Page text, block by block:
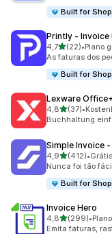
Built for
Printly ‑ Invoice
4,7de 5 estrelas
(22)
22 avaliações ao
•Plano
As faturas dos
Built for
Lexware
4,8de 5 estrelas
(37)
37 avaliações ao
•
Buchhaltung
Simple Invoice
4,9de 5 estrelas
(412)
412 avaliações
•
Nunca foi tão
Built for
Invoice Hero
4,8de 5 estrelas
(299)
299 avaliações
•
Emita faturas,